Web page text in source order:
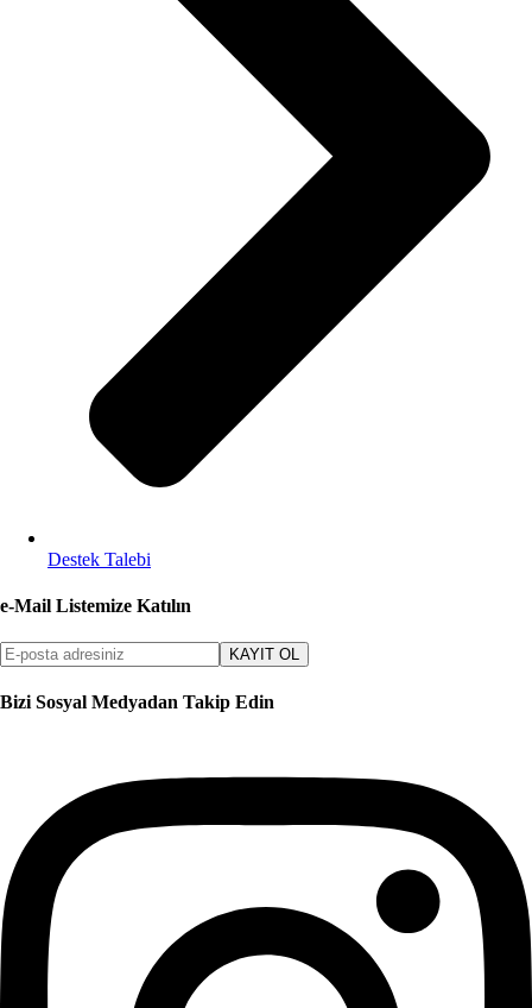
Destek Talebi
e-Mail Listemize Katılın
KAYIT OL
Bizi Sosyal Medyadan Takip Edin